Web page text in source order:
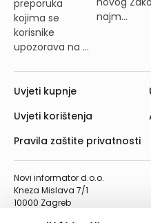
preporuka
kojima se
korisnike
upozorava na ...
najm...
Novi informator d.o.o.
Kneza Mislava 7/1
10000 Zagreb
Uvjeti kupnje
Uvjeti korištenja
Pravila zaštite privatnosti